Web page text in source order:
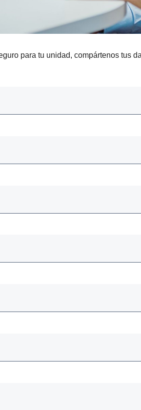
para tu unidad, compártenos tus